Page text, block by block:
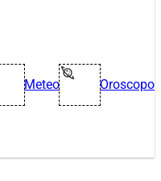
Meteo Oroscopo